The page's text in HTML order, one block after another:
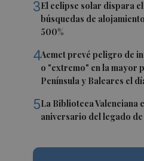
3El eclipse solar dispara
búsquedas de
500%
4Aemet prevé peligro de
o "extremo" en la mayor
Península y Baleares el
5La Biblioteca Valenciana
aniversario del legado de